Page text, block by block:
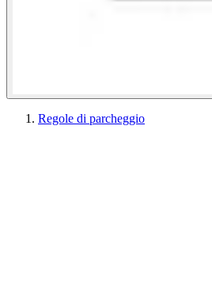
Regole di parcheggio